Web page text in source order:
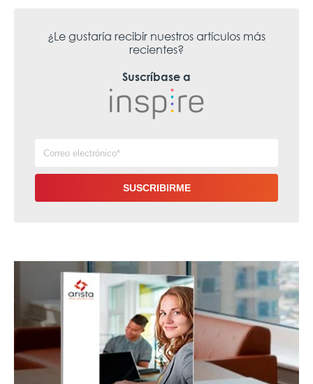
¿Le gustaría recibir nuestros artículos más
recientes?
Suscríbase a